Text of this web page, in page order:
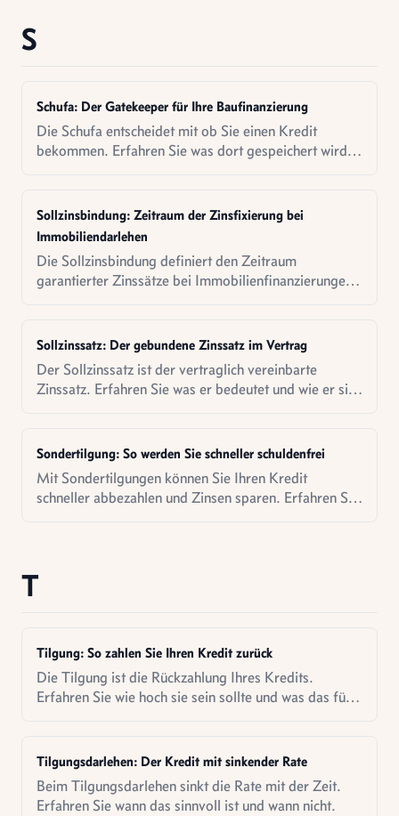
S
Schufa: Der Gatekeeper für Ihre Baufinanzierung
Die Schufa entscheidet mit ob Sie einen Kredit
bekommen. Erfahren Sie was dort gespeichert wird
Sollzinsbindung: Zeitraum der Zinsfixierung bei
Immobiliendarlehen
Die Sollzinsbindung definiert den Zeitraum
garantierter Zinssätze bei Immobilienfinanzierungen.
Sollzinssatz: Der gebundene Zinssatz im Vertrag
Der Sollzinssatz ist der vertraglich vereinbarte
Zinssatz. Erfahren Sie was er bedeutet und wie er sich
Sondertilgung: So werden Sie schneller schuldenfrei
Mit Sondertilgungen können Sie Ihren Kredit
schneller abbezahlen und Zinsen sparen. Erfahren Sie
T
Tilgung: So zahlen Sie Ihren Kredit zurück
Die Tilgung ist die Rückzahlung Ihres Kredits.
Erfahren Sie wie hoch sie sein sollte und was das für
Tilgungsdarlehen: Der Kredit mit sinkender Rate
Beim Tilgungsdarlehen sinkt die Rate mit der Zeit.
Erfahren Sie wann das sinnvoll ist und wann nicht.